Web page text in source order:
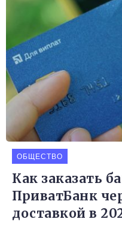
ОБЩЕСТВО
Как заказать
ПриватБанк
доставкой в